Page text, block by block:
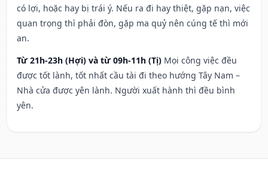
có lợi, hoặc hay bị trái ý. Nếu ra đi hay thiệt, gặp nạn, việc
quan trọng thì phải đòn, gặp ma quỷ nên cúng tế thì mới
an.
Từ 21h-23h (Hợi) và từ 09h-11h (Tị) Mọi công việc đều
được tốt lành, tốt nhất cầu tài đi theo hướng Tây Nam –
Nhà cửa được yên lành. Người xuất hành thì đều bình
yên.